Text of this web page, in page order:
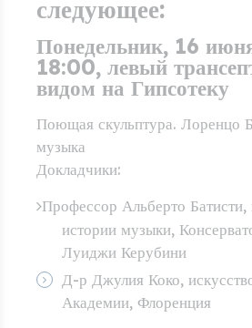
следующее:
Понедельник, 16
18:00, левый
видом на Гипсотеку
Поющая скульптура. Лоренцо
музыка
Докладчики:
Профессор Альберто Батисти,
истории музыки,
Луиджи Керубини
Д-р Джулия Коко,
Академии, Флоренция